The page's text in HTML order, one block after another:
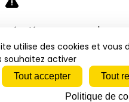
Désolé, une erreur s'est
Fermer
utilise des cookies et vous
souhaitez activer
Tout accepter Tout
Politique de